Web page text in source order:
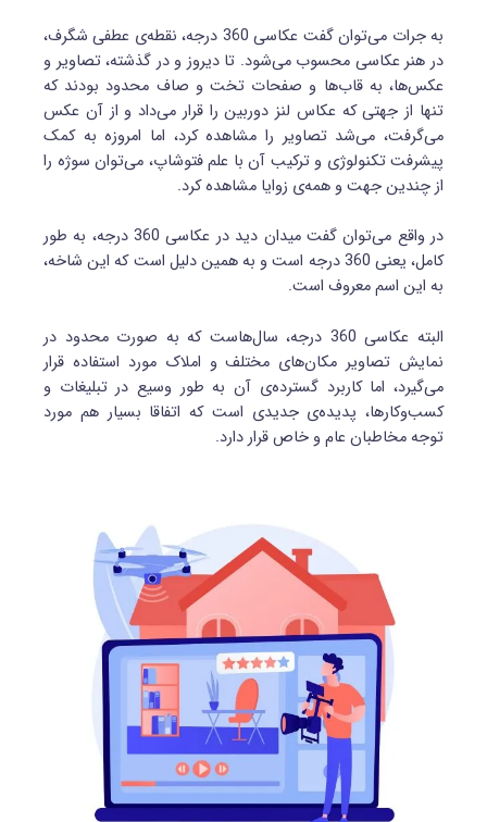
به جرات می‌توان گفت عکاسی 360 درجه، نقطه‌ی عطفی شگرف،
در هنر عکاسی محسوب می‌شود. تا دیروز و در گذشته، تصاویر و
عکس‌ها، به قاب‌ها و صفحات تخت و صاف محدود بودند که
تنها از جهتی که عکاس لنز دوربین را قرار می‌داد و از آن عکس
می‌گرفت، می‌شد تصاویر را مشاهده کرد، اما امروزه به کمک
پیشرفت تکنولوژی و ترکیب آن با علم فتوشاپ، می‌توان سوژه را
از چندین جهت و همه‌ی زوایا مشاهده کرد.
در واقع می‌توان گفت میدان دید در عکاسی 360 درجه، به طور
کامل، یعنی 360 درجه است و به همین دلیل است که این شاخه،
به این اسم معروف است.
البته عکاسی 360 درجه، سال‌هاست که به صورت محدود در
نمایش تصاویر مکان‌های مختلف و املاک مورد استفاده قرار
می‌گیرد، اما کاربرد گسترده‌ی آن به طور وسیع در تبلیغات و
کسب‌وکارها، پدیده‌ی جدیدی است که اتفاقا بسیار هم مورد
توجه مخاطبان عام و خاص قرار دارد.